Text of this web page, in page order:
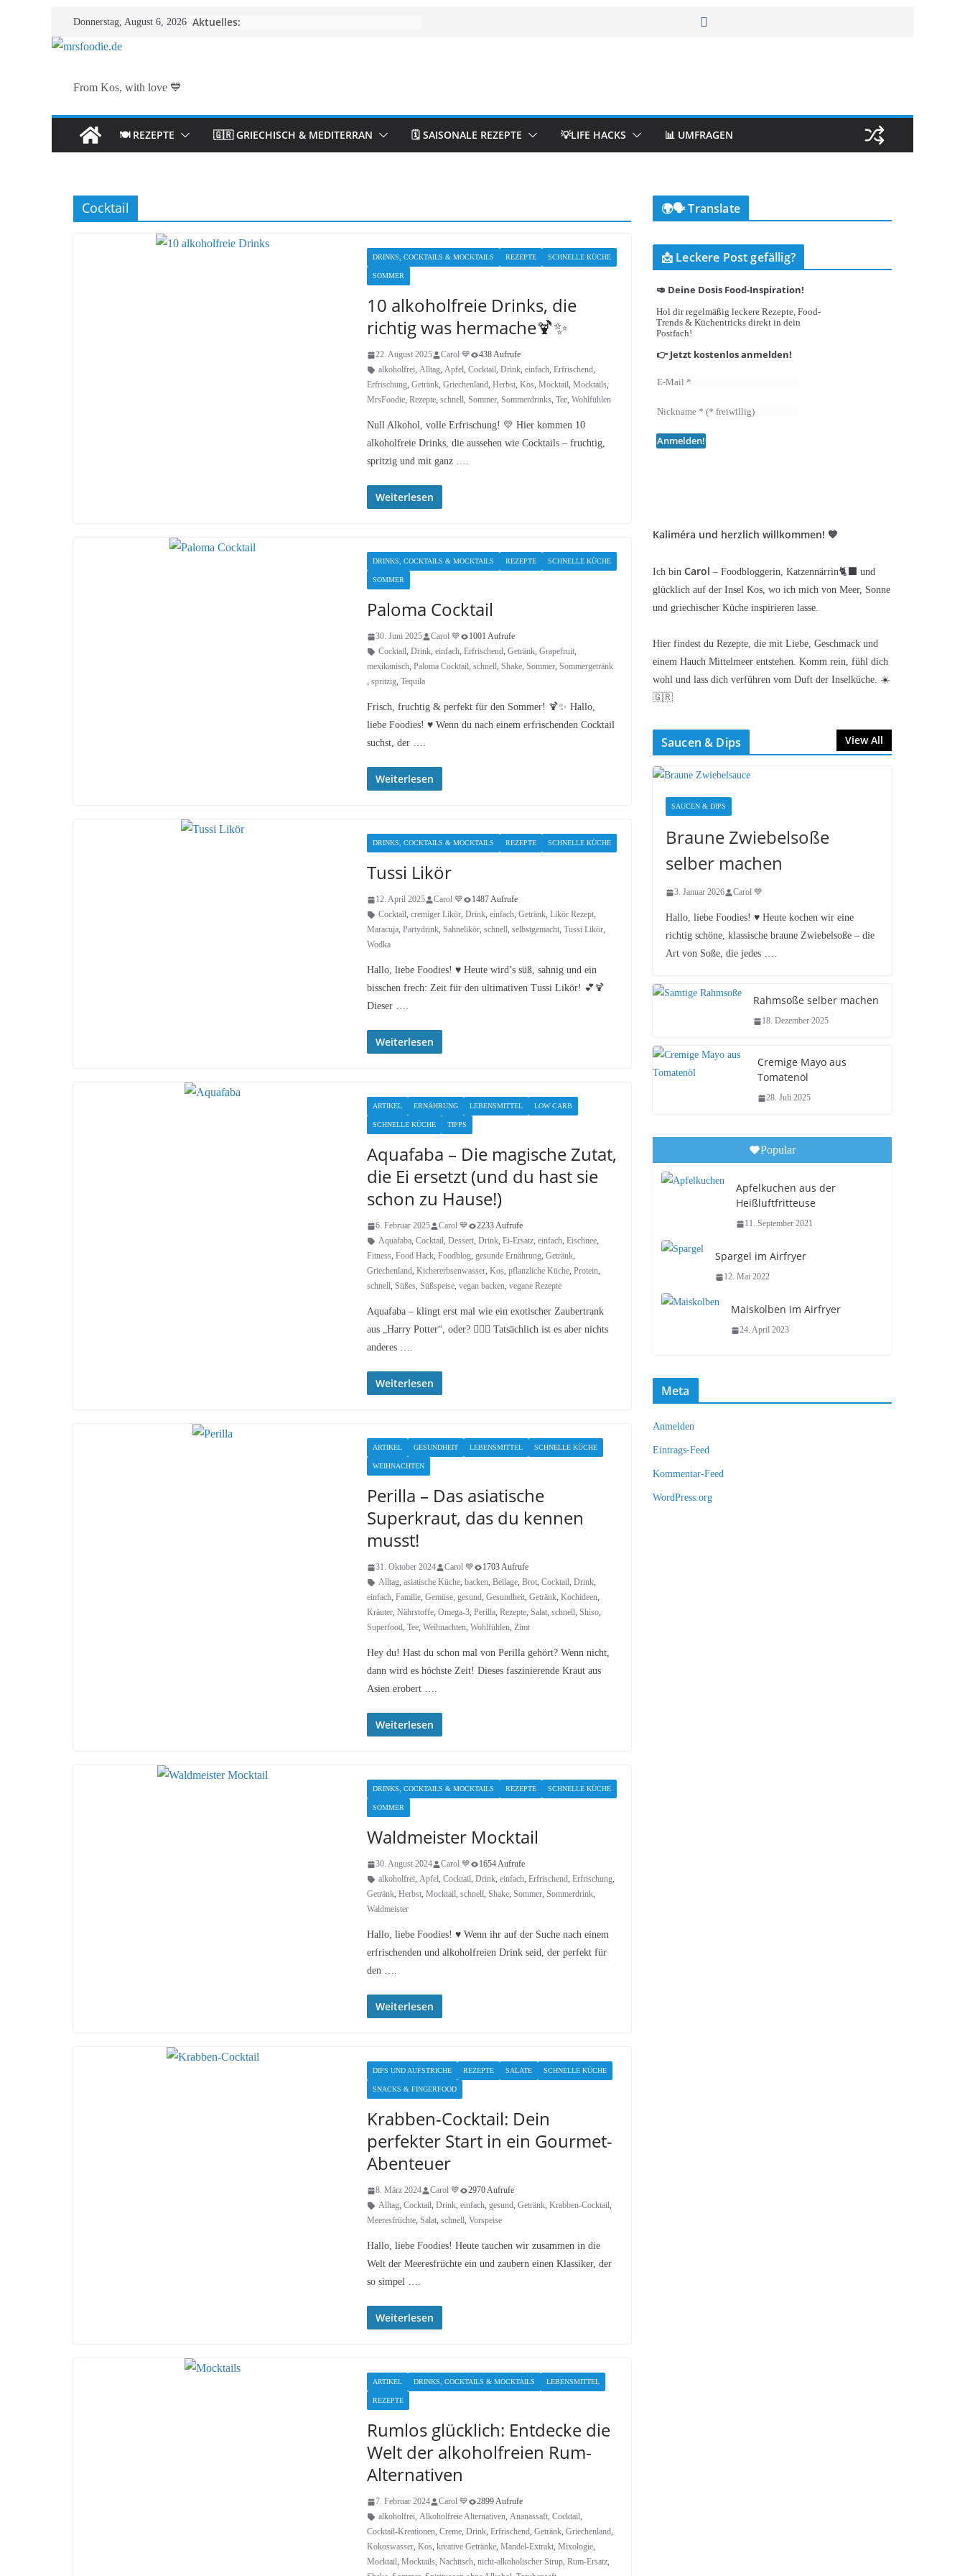
Inhalt
Donnerstag, August 6, 2026 Aktuelles:
From Kos, with love 💙
🍽️ REZEPTE 🇬🇷 GRIECHISCH & MEDITERRAN 🗓️ SAISONALE REZEPTE 💡LIFE HACKS 📊 UMFRAGEN
Cocktail
DRINKS, COCKTAILS & MOCKTAILS REZEPTE SCHNELLE KÜCHE
SOMMER
10 alkoholfreie Drinks, die
richtig was hermache🍹✨
22. August 2025 Carol 💙
438 Aufrufe
alkoholfrei, Alltag, Apfel, Cocktail, Drink, einfach, Erfrischend,
Erfrischung, Getränk, Griechenland, Herbst, Kos, Mocktail, Mocktails,
MrsFoodie, Rezepte, schnell, Sommer, Sommerdrinks, Tee, Wohlfühlen
Null Alkohol, volle Erfrischung! 💛 Hier kommen 10
alkoholfreie Drinks, die aussehen wie Cocktails – fruchtig,
spritzig und mit ganz ….
Weiterlesen
DRINKS, COCKTAILS & MOCKTAILS REZEPTE SCHNELLE KÜCHE
SOMMER
Paloma Cocktail
30. Juni 2025 Carol 💙
1001 Aufrufe
Cocktail, Drink, einfach, Erfrischend, Getränk, Grapefruit,
mexikanisch, Paloma Cocktail, schnell, Shake, Sommer, Sommergetränk
, spritzig, Tequila
Frisch, fruchtig & perfekt für den Sommer! 🍹✨ Hallo,
liebe Foodies! ♥︎ Wenn du nach einem erfrischenden Cocktail
suchst, der ….
Weiterlesen
DRINKS, COCKTAILS & MOCKTAILS REZEPTE SCHNELLE KÜCHE
Tussi Likör
12. April 2025 Carol 💙
1487 Aufrufe
Cocktail, cremiger Likör, Drink, einfach, Getränk, Likör Rezept,
Maracuja, Partydrink, Sahnelikör, schnell, selbstgemacht, Tussi Likör,
Wodka
Hallo, liebe Foodies! ♥︎ Heute wird’s süß, sahnig und ein
bisschen frech: Zeit für den ultimativen Tussi Likör! 💕🍹
Dieser ….
Weiterlesen
ARTIKEL ERNÄHRUNG LEBENSMITTEL LOW CARB
SCHNELLE KÜCHE TIPPS
Aquafaba – Die magische Zutat,
die Ei ersetzt (und du hast sie
schon zu Hause!)
6. Februar 2025 Carol 💙
2233 Aufrufe
Aquafaba, Cocktail, Dessert, Drink, Ei-Ersatz, einfach, Eischnee,
Fitness, Food Hack, Foodblog, gesunde Ernährung, Getränk,
Griechenland, Kichererbsenwasser, Kos, pflanzliche Küche, Protein,
schnell, Süßes, Süßspeise, vegan backen, vegane Rezepte
Aquafaba – klingt erst mal wie ein exotischer Zaubertrank
aus „Harry Potter“, oder? 🧙‍♀️✨ Tatsächlich ist es aber nichts
anderes ….
Weiterlesen
ARTIKEL GESUNDHEIT LEBENSMITTEL SCHNELLE KÜCHE
WEIHNACHTEN
Perilla – Das asiatische
Superkraut, das du kennen
musst!
31. Oktober 2024 Carol 💙
1703 Aufrufe
Alltag, asiatische Küche, backen, Beilage, Brot, Cocktail, Drink,
einfach, Familie, Gemüse, gesund, Gesundheit, Getränk, Kochideen,
Kräuter, Nährstoffe, Omega-3, Perilla, Rezepte, Salat, schnell, Shiso,
Superfood, Tee, Weihnachten, Wohlfühlen, Zimt
Hey du! Hast du schon mal von Perilla gehört? Wenn nicht,
dann wird es höchste Zeit! Dieses faszinierende Kraut aus
Asien erobert ….
Weiterlesen
DRINKS, COCKTAILS & MOCKTAILS REZEPTE SCHNELLE KÜCHE
SOMMER
Waldmeister Mocktail
30. August 2024 Carol 💙
1654 Aufrufe
alkoholfrei, Apfel, Cocktail, Drink, einfach, Erfrischend, Erfrischung,
Getränk, Herbst, Mocktail, schnell, Shake, Sommer, Sommerdrink,
Waldmeister
Hallo, liebe Foodies! ♥︎ Wenn ihr auf der Suche nach einem
erfrischenden und alkoholfreien Drink seid, der perfekt für
den ….
Weiterlesen
DIPS UND AUFSTRICHE REZEPTE SALATE SCHNELLE KÜCHE
SNACKS & FINGERFOOD
Krabben-Cocktail: Dein
perfekter Start in ein Gourmet-
Abenteuer
8. März 2024 Carol 💙
2970 Aufrufe
Alltag, Cocktail, Drink, einfach, gesund, Getränk, Krabben-Cocktail,
Meeresfrüchte, Salat, schnell, Vorspeise
Hallo, liebe Foodies! Heute tauchen wir zusammen in die
Welt der Meeresfrüchte ein und zaubern einen Klassiker, der
so simpel ….
Weiterlesen
ARTIKEL DRINKS, COCKTAILS & MOCKTAILS LEBENSMITTEL
REZEPTE
Rumlos glücklich: Entdecke die
Welt der alkoholfreien Rum-
Alternativen
7. Februar 2024 Carol 💙
2899 Aufrufe
alkoholfrei, Alkoholfreie Alternativen, Ananassaft, Cocktail,
Cocktail-Kreationen, Creme, Drink, Erfrischend, Getränk, Griechenland,
Kokoswasser, Kos, kreative Getränke, Mandel-Extrakt, Mixologie,
Mocktail, Mocktails, Nachtisch, nicht-alkoholischer Sirup, Rum-Ersatz,
🌍🗣️ Translate
📩 Leckere Post gefällig?
🥑 Deine Dosis Food-Inspiration!
Hol dir regelmäßig leckere Rezepte, Food-
Trends & Küchentricks direkt in dein
Postfach!
👉 Jetzt kostenlos anmelden!
Kaliméra und herzlich willkommen! 💙
Ich bin Carol – Foodbloggerin, Katzennärrin🐈‍⬛ und
glücklich auf der Insel Kos, wo ich mich von Meer, Sonne
und griechischer Küche inspirieren lasse.
Hier findest du Rezepte, die mit Liebe, Geschmack und
einem Hauch Mittelmeer entstehen. Komm rein, fühl dich
wohl und lass dich verführen vom Duft der Inselküche. ☀️
🇬🇷
Saucen & Dips View All
SAUCEN & DIPS
Braune Zwiebelsoße
selber machen
3. Januar 2026 Carol 💙
Hallo, liebe Foodies! ♥︎ Heute kochen wir eine
richtig schöne, klassische braune Zwiebelsoße – die
Art von Soße, die jedes ….
Rahmsoße selber machen
18. Dezember 2025
Cremige Mayo aus
Tomatenöl
28. Juli 2025
Popular
Apfelkuchen aus der
Heißluftfritteuse
11. September 2021
Spargel im Airfryer
12. Mai 2022
Maiskolben im Airfryer
24. April 2023
Meta
Anmelden
Eintrags-Feed
Kommentar-Feed
WordPress.org